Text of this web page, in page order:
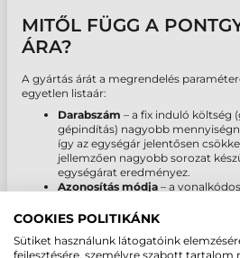
MITŐL FÜGG A
ÁRA?
A gyártás árát a megrendelés
egyetlen listaár:
Darabszám – a fix induló költség
gépindítás) nagyobb
így az egységár jelentősen
jellemzően nagyobb sorozat
egységárat eredményez.
Azonosítás módja – a
Sorszámozás és vonalkód
Egy- vagy kétoldalas nyomtatás
COOKIES POLITIKÁNK
Sütiket használunk látogatóink
fejlesztésére, személyre szabott tartalom